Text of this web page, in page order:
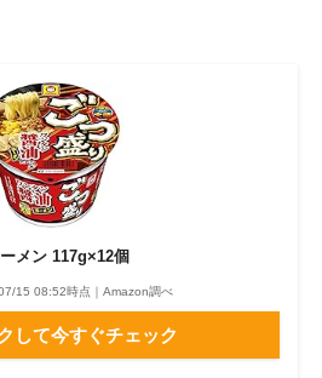
メン 117g×12個
15 08:52時点｜Amazon調べ
して今すぐチェック